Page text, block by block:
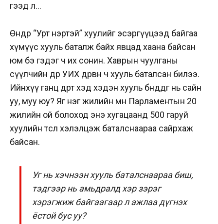
гээд л…
Өнөөдөр “Урт нэртэй” хуулийг эсэргүүцээд байгаа
хүмүүс хууль баталж байх явцад хаана байсан
юм бэ гэдэг ч их сонин. Хаврын чуулганы
сүүлчийн өдөр УИХ дөрвөн ч хууль баталсан билээ.
Ийнхүү ганц өдөрт хэд хэдэн хууль бөөнддөг нь сайн
уу, муу юу? Яг нэг жилийн өмнө Парламентын 20
жилийн ой болоход энэ хугацаанд 500 гаруй
хуулийн төсөл хэлэлцэж баталснаараа сайрхаж
байсан.
Уг нь хэчнээн хууль баталснаараа биш,
тэдгээр нь амьдралд хэр зэрэг
хэрэгжиж байгаагаар л ажлаа дүгнэх
ёстой бус уу?